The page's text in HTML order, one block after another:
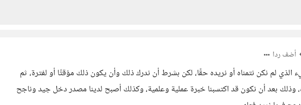
أضف ردا
الذي لم نكن نتمناه أو نريده حقًا، لكن بشرط أن ندرك ذلك وأن يكون ذلك مؤقتًا أو لفترة، ثم
وذلك بعد أن نكون قد اكتسبنا خبرة عملية وعلمية، وكذلك أصبح لدينا مصدر دخل جيد وناجح